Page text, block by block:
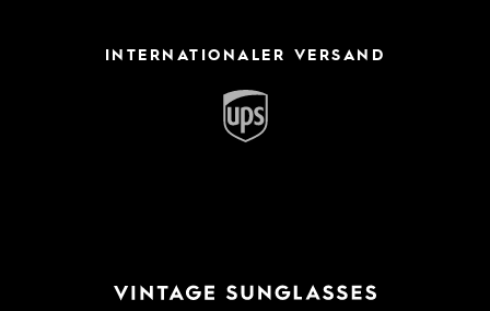
INTERNATIONALER VERSAND